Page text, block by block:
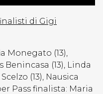
di Gigi
Monegato (13),
Benincasa (13), Linda
(13), Nausica
Pass finalista: Maria